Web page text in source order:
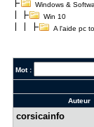
Windows &
Win 10
A l'aide pc
Mot :
Auteur
corsicainf​o